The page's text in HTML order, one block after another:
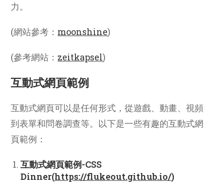
力。
(網站參考： moonshine)
(參考網站： zeitkapsel)
互動式網頁範例
互動式網頁可以是任何形式，從遊戲、動畫、視頻
到表單和問卷調查等。以下是一些有趣的互動式網
頁範例：
互動式網頁範例-CSS
Dinner(https://flukeout.github.io/)